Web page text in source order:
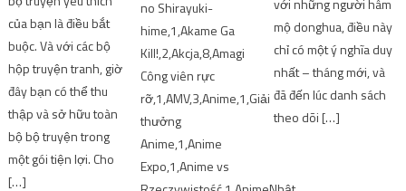
của bạn là điều bắt
buộc. Và với các bộ
hộp truyện tranh, giờ
đây bạn có thể thu
thập và sở hữu toàn
bộ bộ truyện trong
một gói tiện lợi. Cho
[…]
no Shirayuki-
hime,1,Akame Ga
Kill!,2,Akcja,8,Amagi
Công viên rực
rỡ,1,AMV,3,Anime,1,Giải
thưởng
Anime,1,Anime
Expo,1,Anime vs
với những người hâm
mộ donghua, điều này
chỉ có một ý nghĩa duy
nhất – tháng mới, và
đã đến lúc danh sách
theo dõi […]